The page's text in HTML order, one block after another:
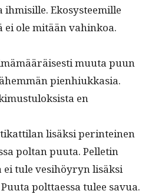
Ekosys­teemille
ei ole mitään vahinkoa.
muu­ta puun
pien­hiukka­sia.
en
lisäk­si per­in­teinen
poltan puu­ta. Pel­letin
ei tule vesi­höyryn lisäk­si
polt­taes­sa tulee savua.